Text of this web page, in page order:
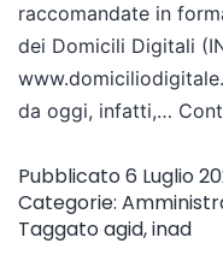
raccomandate in
dei Domicili Digitali
da oggi, infatti,…
Pubblicato6 Luglio
Categorie:
Taggatoagid,inad